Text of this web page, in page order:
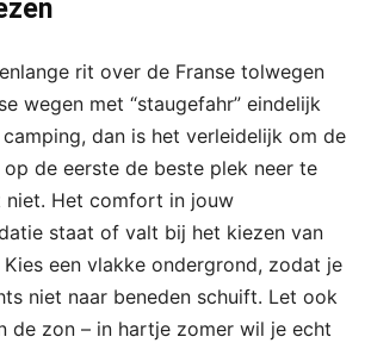
rit over de Franse tolwegen
wegen met “staugefahr” eindelijk
dan is het verleidelijk om de
de eerste de beste plek neer te
niet. Het comfort in jouw
staat of valt bij het kiezen van
een vlakke ondergrond, zodat je
niet naar beneden schuift. Let ook
de zon – in hartje zomer wil je echt